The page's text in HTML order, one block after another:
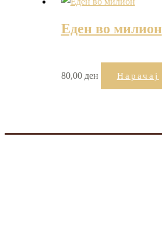
Еден во милион
80,00 ден Нарачај